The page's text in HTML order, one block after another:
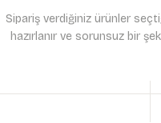
Sipariş verdiğiniz ürünler
hazırlanır ve sorunsuz bir